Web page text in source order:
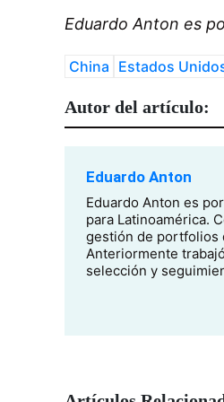
Eduardo Anton es
China Estados
Autor del artículo:
Eduardo Anton
Eduardo Anton es
para Latinoamérica.
gestión de portfolios
Anteriormente
selección y